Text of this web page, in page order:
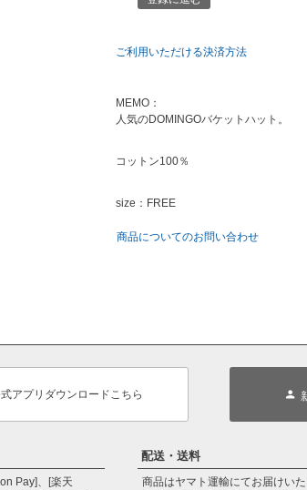
ご利用いただける決済方法
MEMO：
人気のDOMINGOバケットハット。
コットン100％
size：FREE
商品についてのお問い合わせ
アプリダウンロードこちら
Pay]、[楽天
配送・送料
商品はヤマト運輸にてお届けいた